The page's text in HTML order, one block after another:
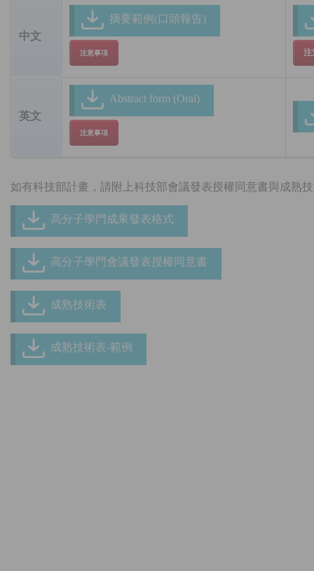
中文
摘要範例(口頭報告)
注意事項 注
英文
Abstract form (Oral)
注意事項
如有科技部計畫，請附上科技部會議發表授權同意書與成熟
高分子學門成果發表格式
高分子學門會議發表授權同意書
成熟技術表
成熟技術表-範例